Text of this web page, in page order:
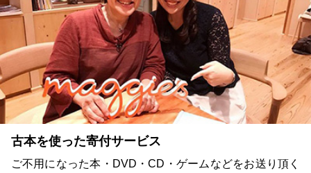
古本を使った寄付サービス
ご不用になった本・DVD・CD・ゲームなどをお送り頂く